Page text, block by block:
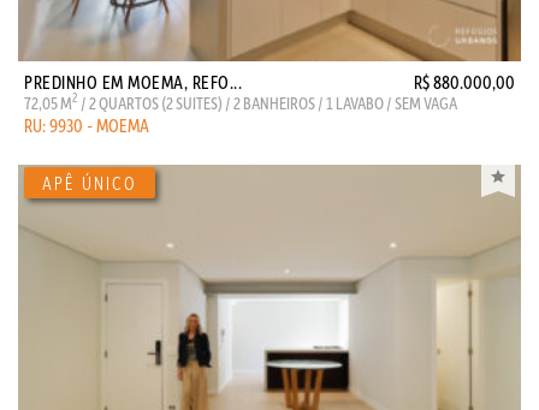
PREDINHO EM MOEMA, REFO... R$ 880.000,00
72,05 M2 / 2 QUARTOS (2 SUITES) / 2 BANHEIROS / 1 LAVABO / SEM VAGA
RU: 9930 - MOEMA